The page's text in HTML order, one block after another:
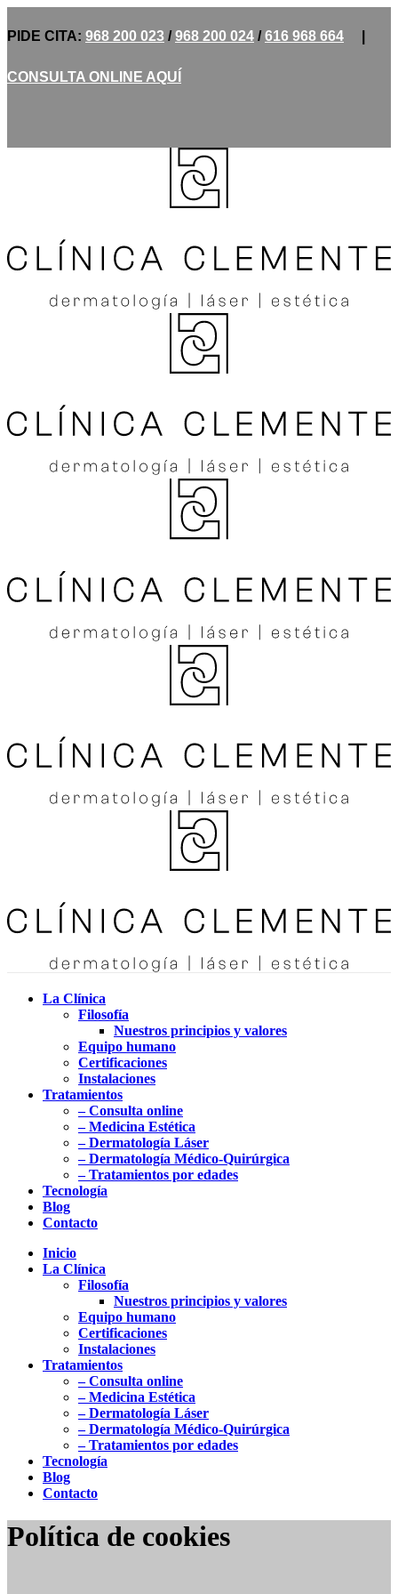
PIDE CITA: 968 200 023 /968 200 024 /616 968 664
CONSULTA ONLINE AQUÍ
La Clínica
Filosofía
Nuestros principios y valores
Equipo humano
Certificaciones
Instalaciones
Tratamientos
– Consulta online
– Medicina Estética
– Dermatología Láser
– Dermatología Médico-Quirúrgica
– Tratamientos por edades
Tecnología
Blog
Contacto
Inicio
La Clínica
Filosofía
Nuestros principios y valores
Equipo humano
Certificaciones
Instalaciones
Tratamientos
– Consulta online
– Medicina Estética
– Dermatología Láser
– Dermatología Médico-Quirúrgica
– Tratamientos por edades
Tecnología
Blog
Contacto
Política de cookies